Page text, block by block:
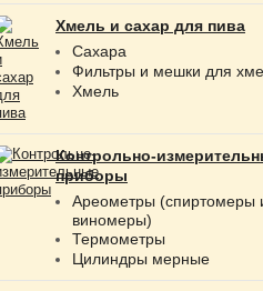
Хмель и сахар для пива
Сахара
Фильтры и мешки для
Хмель
Контрольно-
приборы
Ареометры (спиртомеры
виномеры)
Термометры
Цилиндры мерные